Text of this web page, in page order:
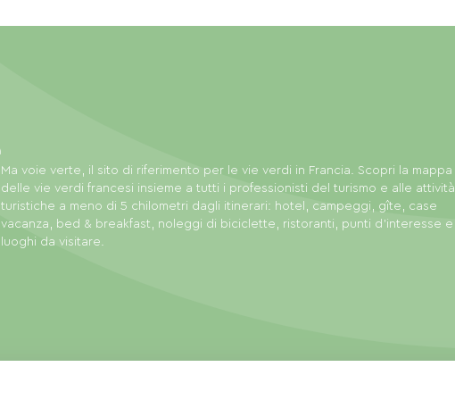
Ma voie verte, il sito di riferimento per le vie verdi in Francia. Scopri la mappa
delle vie verdi francesi insieme a tutti i professionisti del turismo e alle attività
turistiche a meno di 5 chilometri dagli itinerari: hotel, campeggi, gîte, case
vacanza, bed & breakfast, noleggi di biciclette, ristoranti, punti d'interesse e
luoghi da visitare.